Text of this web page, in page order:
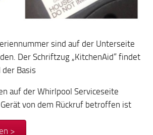
sind auf der Unterseite
Der Schriftzug „KitchenAid“ findet
der Basis
auf der Whirlpool Serviceseite
von dem Rückruf betroffen ist
>